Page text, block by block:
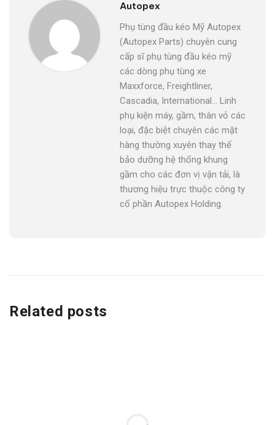
Autopex
Phụ tùng đầu kéo Mỹ Autopex
(Autopex Parts) chuyên cung
cấp sĩ phụ tùng đầu kéo mỹ
các dòng phụ tùng xe
Maxxforce, Freightliner,
Cascadia, International... Linh
phụ kiện máy, gầm, thân vỏ các
loại, đặc biệt chuyên các mặt
hàng thường xuyên thay thế
bảo dưỡng hệ thống khung
gầm cho các đơn vị vận tải, là
thương hiệu trực thuộc công ty
cổ phần Autopex Holding.
Related posts